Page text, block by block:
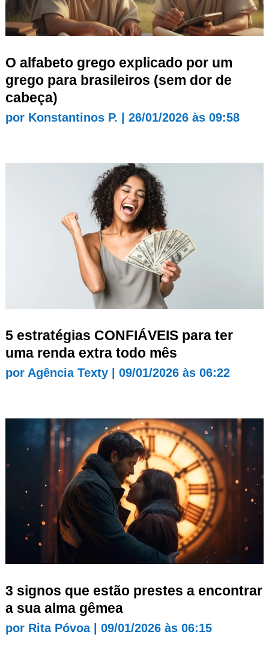
O alfabeto grego explicado por um
grego para brasileiros (sem dor de
cabeça)
por Konstantinos P. 26/01/2026 às 09:58
5 estratégias CONFIÁVEIS para ter
uma renda extra todo mês
por Agência Texty| 09/01/2026 às 06:22
3 signos que estão prestes a encontrar
a sua alma gêmea
por Rita Póvoa| 09/01/2026 às 06:15